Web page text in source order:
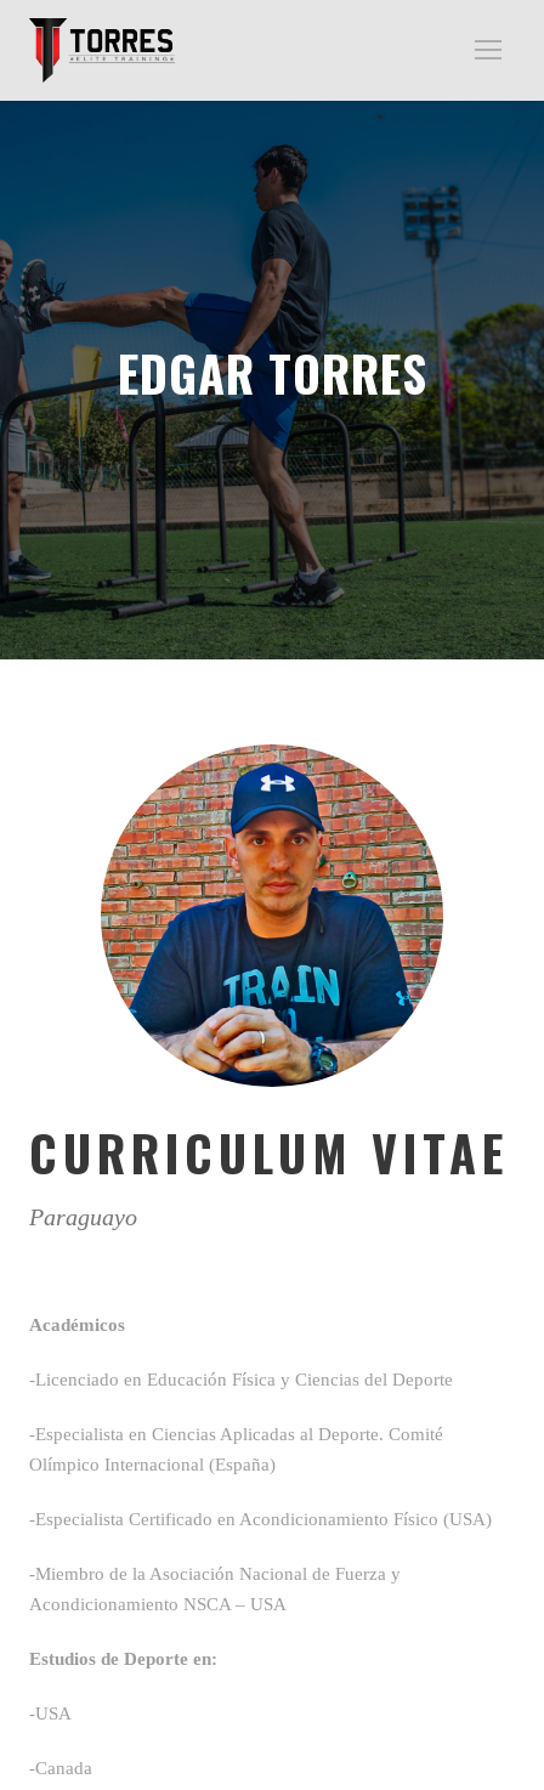
EDGAR TORRES
CURRICULUM VITAE
Paraguayo
Académicos
-Licenciado en Educación Física y Ciencias del Deporte
-Especialista en Ciencias Aplicadas al Deporte. Comité
Olímpico Internacional (España)
-Especialista Certificado en Acondicionamiento Físico (USA)
-Miembro de la Asociación Nacional de Fuerza y
Acondicionamiento NSCA – USA
Estudios de Deporte en:
-USA
-Canada